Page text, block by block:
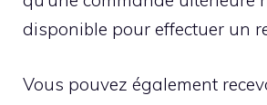
disponible pour effectuer un
Vous pouvez également